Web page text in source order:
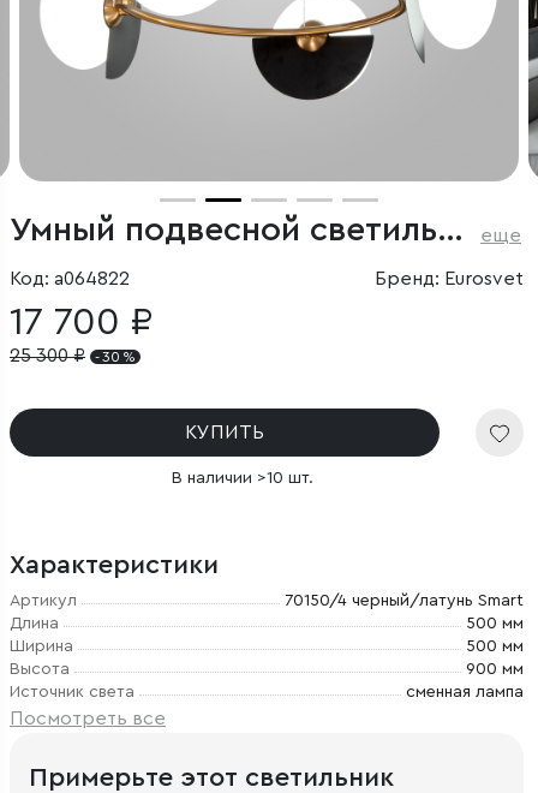
Умный подвесной светильник еще
Код: a064822 Бренд: Eurosvet
17 700 ₽
25 300₽ - 30 %
КУПИТЬ
В наличии >10 шт.
Характеристики
Артикул
70150/4 черный/латунь Smart
Длина
500 мм
Ширина
500 мм
Высота
900 мм
Источник света
сменная лампа
Посмотреть все
Примерьте этот светильник